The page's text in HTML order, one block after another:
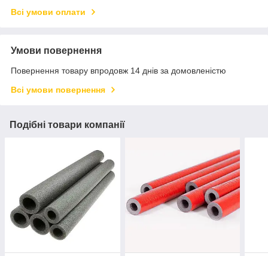
Всі умови оплати
Умови повернення
Повернення товару впродовж 14 днів за домовленістю
Всі умови повернення
Подібні товари компанії